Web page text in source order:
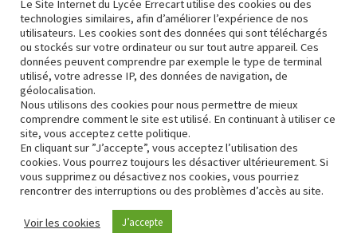
Errek’actu 2324 – 32
5 avril 2024
Errek’actu 2324 – 31
3 avril 2024
Conformité RGPD
Le Site Internet du Lycée Errecart utilise des cookies ou des
technologies similaires, afin d’améliorer l’expérience de nos
utilisateurs. Les cookies sont des données qui sont téléchargés
ou stockés sur votre ordinateur ou sur tout autre appareil. Ces
données peuvent comprendre par exemple le type de terminal
utilisé, votre adresse IP, des données de navigation, de
géolocalisation.
Nous utilisons des cookies pour nous permettre de mieux
comprendre comment le site est utilisé. En continuant à utiliser ce
site, vous acceptez cette politique.
En cliquant sur ”J’accepte”, vous acceptez l’utilisation des
cookies. Vous pourrez toujours les désactiver ultérieurement. Si
vous supprimez ou désactivez nos cookies, vous pourriez
rencontrer des interruptions ou des problèmes d’accès au site.
Voir les cookies J’accepte